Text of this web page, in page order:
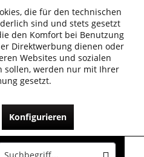
die für den technischen
sind und stets gesetzt
den Komfort bei Benutzung
Direktwerbung dienen oder
Websites und sozialen
sollen, werden nur mit Ihrer
gesetzt.
Konfigurieren